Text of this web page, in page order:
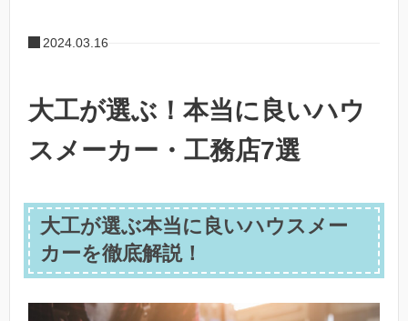
2024.03.16
大工が選ぶ！本当に良いハウ
スメーカー・工務店7選
大工が選ぶ本当に良いハウスメー
カーを徹底解説！